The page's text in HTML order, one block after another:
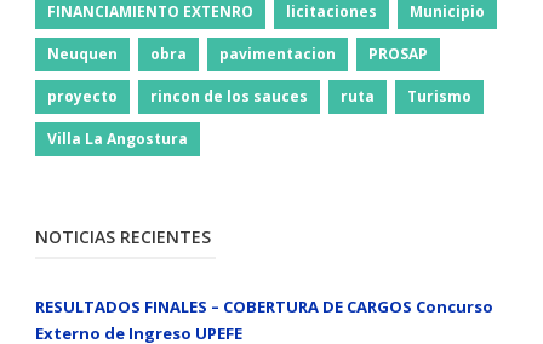
FINANCIAMIENTO EXTENRO licitaciones Municipio
Neuquen obra pavimentacion PROSAP
proyecto rincon de los sauces ruta Turismo
Villa La Angostura
NOTICIAS RECIENTES
RESULTADOS FINALES – COBERTURA DE CARGOS Concurso
Externo de Ingreso UPEFE